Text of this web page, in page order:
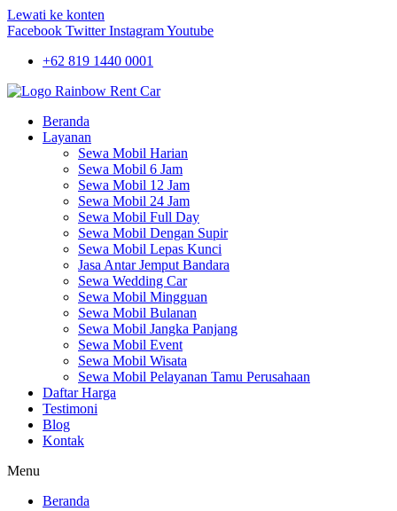
Lewati ke konten
Facebook Twitter InstagramYoutube
+62 819 1440 0001
Beranda
Layanan
Sewa Mobil Harian
Sewa Mobil 6 Jam
Sewa Mobil 12 Jam
Sewa Mobil 24 Jam
Sewa Mobil Full Day
Sewa Mobil Dengan Supir
Sewa Mobil Lepas Kunci
Jasa Antar Jemput Bandara
Sewa Wedding Car
Sewa Mobil Mingguan
Sewa Mobil Bulanan
Sewa Mobil Jangka Panjang
Sewa Mobil Event
Sewa Mobil Wisata
Sewa Mobil Pelayanan Tamu Perusahaan
Daftar Harga
Testimoni
Blog
Kontak
Menu
Beranda